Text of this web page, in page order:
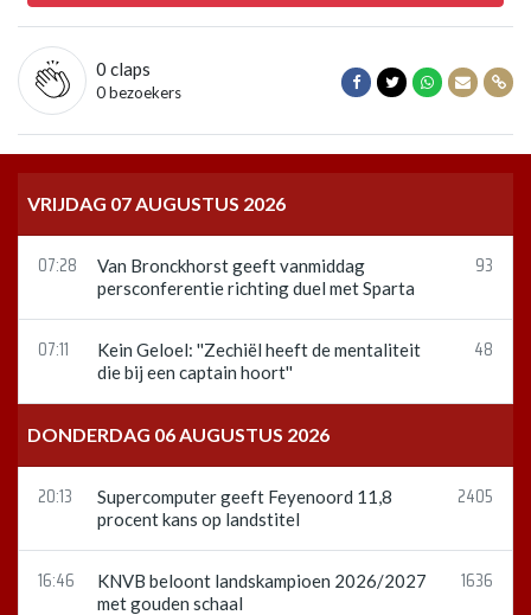
0 claps
0 bezoekers
Delen op Facebook
Delen op Twitter
Delen op
Delen
VRIJDAG 07 AUGUSTUS 2026
07:28
Van Bronckhorst geeft vanmiddag
persconferentie richting duel met Sparta
93
07:11
Kein Geloel: ''Zechiël heeft de mentaliteit
die bij een captain hoort''
48
DONDERDAG 06 AUGUSTUS 2026
20:13
Supercomputer geeft Feyenoord 11,8
procent kans op landstitel
2405
16:46
KNVB beloont landskampioen 2026/2027
met gouden schaal
1636